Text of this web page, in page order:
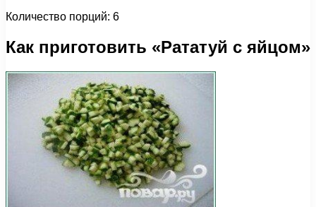
Количество порций: 6
Как приготовить «Рататуй с яйцом»